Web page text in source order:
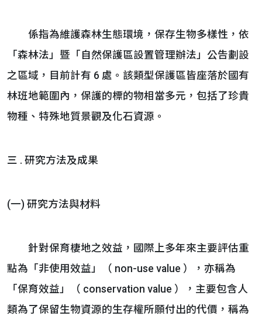
係指為維護森林生態環境，保存生物多樣性，依
「森林法」暨「自然保護區設置管理辦法」公告劃設
之區域，目前計有 6 處。該類型保護區皆座落於國有
林班地範圍內，保護的標的物相當多元，包括了珍貴
物種、特殊地質景觀及化石資源。
三 . 研究方法及成果
(一) 研究方法與材料
針對保育棲地之效益，國際上多年來主要評估重
點為「非使用效益」（ non-use value ），亦稱為
「保育效益」（ conservation value ），主要包含人
類為了保留生物資源的生存權所願付出的代價，稱為